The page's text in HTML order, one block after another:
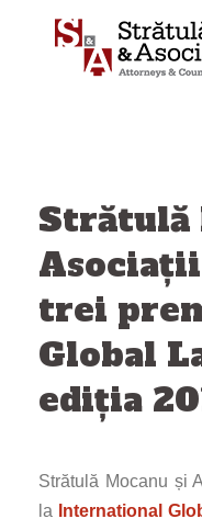
Strătulă
trei
Global
ediția
Strătulă Mocanu și
la
nternational